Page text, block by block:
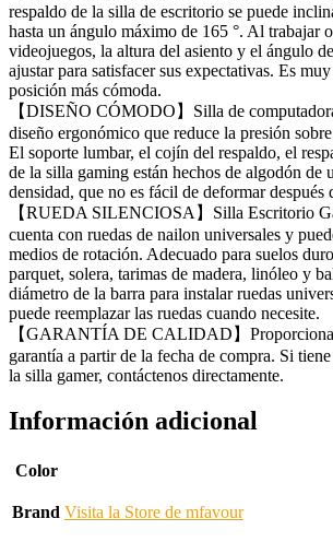
respaldo de la silla de escritorio se puede
hasta un ángulo máximo de 165 °. Al trabajar
videojuegos, la altura del asiento y el ángulo
ajustar para satisfacer sus expectativas. Es
posición más cómoda.
【DISEÑO CÓMODO】Silla de
diseño ergonómico que reduce la presión
El soporte lumbar, el cojín del respaldo, el
de la silla gaming están hechos de algodón de
densidad, que no es fácil de deformar después
【RUEDA SILENCIOSA】Silla Escritorio
cuenta con ruedas de nailon universales y
medios de rotación. Adecuado para suelos
parquet, solera, tarimas de madera, linóleo y
diámetro de la barra para instalar ruedas
puede reemplazar las ruedas cuando necesite.
【GARANTÍA DE CALIDAD】
garantía a partir de la fecha de compra. Si
la silla gamer, contáctenos directamente.
Información adicional
Color
Brand Visita la Store de mfavour